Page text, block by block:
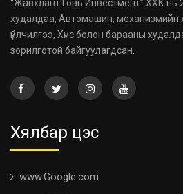
“Жавхлант Говь Инвестмент” ХХК нь
худалдаа, Автомашин, механизмийн
үйлчилгээ, Хүнс болон барааны
зорилготой байгуулагдсан.
Хялбар цэс
www.Google.com